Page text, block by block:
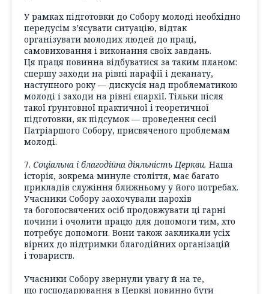
У рамках підготовки до Собору молоді необхідно
передусім з’ясувати ситуацію, відтак
організувати молодих людей до праці,
самовиховання і виконання своїх завдань.
Ця праця повинна відбуватися за таким планом:
спершу заходи на рівні парафії і деканату,
наступного року — дискусія над проблематикою
молоді і заходи на рівні єпархії. Тільки після
такої ґрунтовної практичної і теоретичної
підготовки, як підсумок — проведення сесії
Патріаршого Собору, присвяченого проблемам
молоді.
7. Соціальна і благодійна діяльність Церкви. Наша
історія, зокрема минуле століття, має багато
прикладів служіння ближньому у його потребах.
Учасники Собору заохочували парохів
та богопосвячених осіб продовжувати ці гарні
почини і очолити працю для допомоги тим, хто
потребує допомоги. Вони також закликали усіх
вірних до підтримки благодійних організацій
і товариств.
Учасники Собору звернули увагу й на те,
що господарювання в Церкві повинно бути